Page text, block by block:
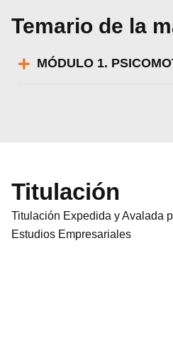
Temario de la
MÓDULO 1.
Titulación
Titulación Expedida y Avalada
Estudios Empresariales
Puedes aprender más
utilizamos o